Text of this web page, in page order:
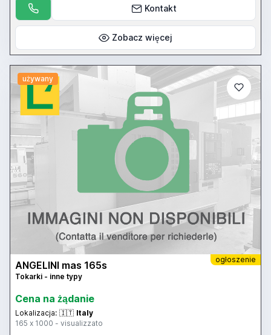
Kontakt
Zobacz więcej
używany
ogłoszenie
ANGELINI mas 165s
Tokarki - inne typy
Cena na żądanie
Lokalizacja: 🇮🇹 Italy
165 x 1000 - visualizzato